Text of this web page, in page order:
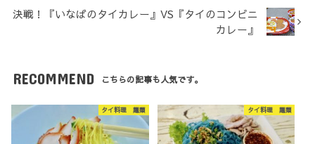
決戦！『いなばのタイカレー』VS『タイのコンビニ
カレー』
RECOMMEND こちらの記事も人気です。
タイ料理 麺類 タイ料理 麺類